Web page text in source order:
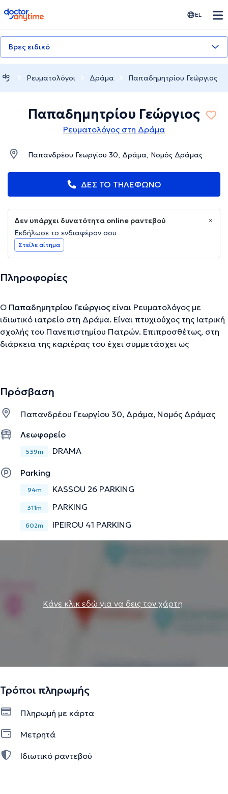
doctoranytime EL
Βρες ειδικό
Ρευματολόγοι Δράμα Παπαδημητρίου Γεώργιος
Παπαδημητρίου Γεώργιος
Ρευματολόγος στη Δράμα
Παπανδρέου Γεωργίου 30, Δράμα, Νομός Δράμας
ΔΕΣ ΤΟ ΤΗΛΕΦΩΝΟ
Δεν υπάρχει δυνατότητα online ραντεβού
Εκδήλωσε το ενδιαφέρον σου
Στείλε αίτημα
Πληροφορίες
Ο Παπαδημητρίου Γεώργιος είναι Ρευματολόγος με
ιδιωτικό ιατρείο στη Δράμα. Είναι πτυχιούχος της Ιατρική
σχολής του Πανεπιστημίου Πατρών. Επιπροσθέτως, στη
διάρκεια της καριέρας του έχει συμμετάσχει ως
ρευματοειδής αρθρίτιδα, σπονδυλοαρθρίτιδες,
Την περιγραφή επιμελείται η ομάδα του doctoranytime βασισμένη σε
επαληθευμένες πληροφορίες.
Πρόσβαση
Παπανδρέου Γεωργίου 30, Δράμα, Νομός Δράμας
Λεωφορείο
539m DRAMA
Parking
94m KASSOU 26 PARKING
311m PARKING
602m IPEIROU 41 PARKING
Κάνε κλικ εδώ για να δεις τον χάρτη
Τρόποι πληρωμής
Πληρωμή με κάρτα
Μετρητά
Ιδιωτικό ραντεβού